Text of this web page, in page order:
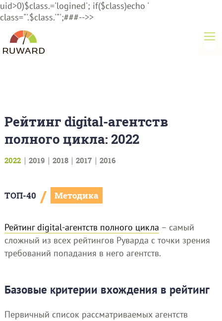
uid>0)$class.='logined'; if($class)echo '
class="'.$class.'"';###-->>
Рейтинг digital-агентств
полного цикла: 2022
2022 2019 2018 2017 2016
ТОП-40 / Методика
Рейтинг digital-агентств полного цикла – самый
сложный из всех рейтингов Руварда с точки зрения
требований попадания в него агентств.
Базовые критерии вхождения в рейтинг
Первичный список рассматриваемых агентств